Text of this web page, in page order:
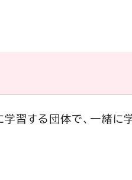
習する団体で、一緒に